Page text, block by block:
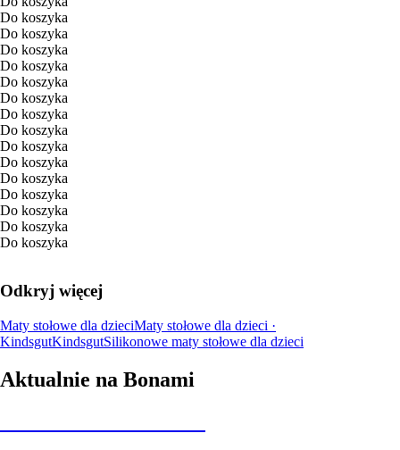
Do koszyka
Do koszyka
Do koszyka
Do koszyka
Do koszyka
Do koszyka
Do koszyka
Do koszyka
Do koszyka
Do koszyka
Do koszyka
Do koszyka
Do koszyka
Do koszyka
Do koszyka
Odkryj więcej
Maty stołowe dla dzieciMaty stołowe dla dzieci ·
KindsgutKindsgutSilikonowe maty stołowe dla dzieci
Aktualnie na Bonami